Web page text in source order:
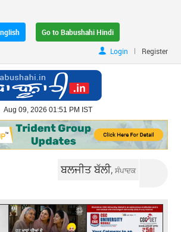
Go to Babushahi Hindi
Login
| Register
Aug 09, 2026 01:51 PM IST
ਬਲਜੀਤ ਬੱਲੀ,ਸੰਪਾਦਕ